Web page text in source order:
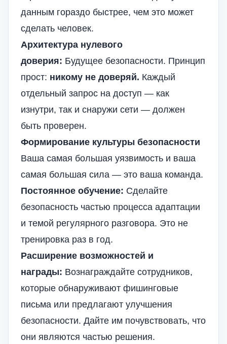
данным гораздо быстрее, чем это может
сделать человек.
Архитектура нулевого
доверия: Будущее безопасности. Принцип
прост: никому не доверяй. Каждый
отдельный запрос на доступ — как
изнутри, так и снаружи сети — должен
быть проверен.
Формирование культуры безопасности
Ваша самая большая уязвимость и ваша
самая большая сила — это ваша команда.
Постоянное обучение: Сделайте
безопасность частью процесса адаптации
и темой регулярного разговора. Это не
тренировка раз в год.
Расширение возможностей и
награды: Вознаграждайте сотрудников,
которые обнаруживают фишинговые
письма или предлагают улучшения
безопасности. Дайте им почувствовать, что
они являются частью решения.